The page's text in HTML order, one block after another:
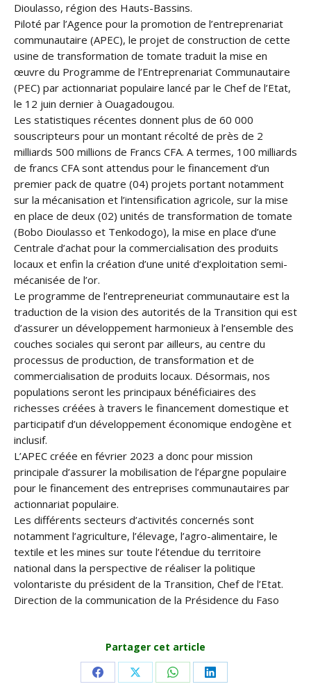
Dioulasso, région des Hauts-Bassins.
Piloté par l’Agence pour la promotion de l’entreprenariat
communautaire (APEC), le projet de construction de cette
usine de transformation de tomate traduit la mise en
œuvre du Programme de l’Entreprenariat Communautaire
(PEC) par actionnariat populaire lancé par le Chef de l’Etat,
le 12 juin dernier à Ouagadougou.
Les statistiques récentes donnent plus de 60 000
souscripteurs pour un montant récolté de près de 2
milliards 500 millions de Francs CFA. A termes, 100 milliards
de francs CFA sont attendus pour le financement d’un
premier pack de quatre (04) projets portant notamment
sur la mécanisation et l’intensification agricole, sur la mise
en place de deux (02) unités de transformation de tomate
(Bobo Dioulasso et Tenkodogo), la mise en place d’une
Centrale d’achat pour la commercialisation des produits
locaux et enfin la création d’une unité d’exploitation semi-
mécanisée de l’or.
Le programme de l’entrepreneuriat communautaire est la
traduction de la vision des autorités de la Transition qui est
d’assurer un développement harmonieux à l’ensemble des
couches sociales qui seront par ailleurs, au centre du
processus de production, de transformation et de
commercialisation de produits locaux. Désormais, nos
populations seront les principaux bénéficiaires des
richesses créées à travers le financement domestique et
participatif d’un développement économique endogène et
inclusif.
L’APEC créée en février 2023 a donc pour mission
principale d’assurer la mobilisation de l’épargne populaire
pour le financement des entreprises communautaires par
actionnariat populaire.
Les différents secteurs d’activités concernés sont
notamment l’agriculture, l’élevage, l’agro-alimentaire, le
textile et les mines sur toute l’étendue du territoire
national dans la perspective de réaliser la politique
volontariste du président de la Transition, Chef de l’Etat.
Direction de la communication de la Présidence du Faso
Partager cet article
Share Share Share Share